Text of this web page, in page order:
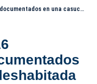
una casucha deshabitada en Elías Piña